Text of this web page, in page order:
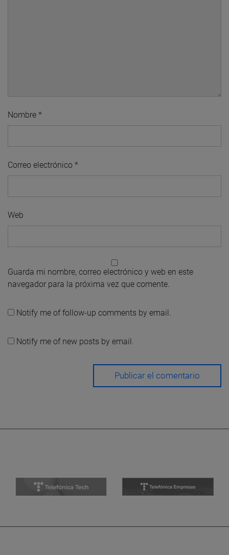
Nombre *
Correo electrónico *
Web
Guarda mi nombre, correo electrónico y web en este
navegador para la próxima vez que comente.
Notify me of follow-up comments by email.
Notify me of new posts by email.